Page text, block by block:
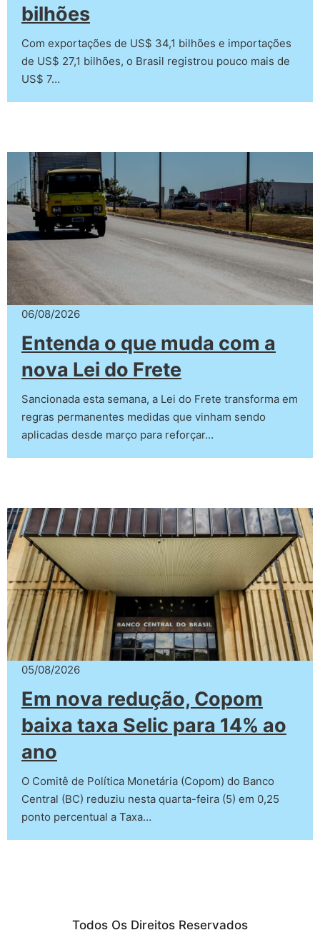
bilhões
Com exportações de US$ 34,1 bilhões e importações
de US$ 27,1 bilhões, o Brasil registrou pouco mais de
US$ 7…
06/08/2026
Entenda o que muda com a
nova Lei do Frete
Sancionada esta semana, a Lei do Frete transforma em
regras permanentes medidas que vinham sendo
aplicadas desde março para reforçar…
05/08/2026
Em nova redução, Copom
baixa taxa Selic para 14% ao
ano
O Comitê de Política Monetária (Copom) do Banco
Central (BC) reduziu nesta quarta-feira (5) em 0,25
ponto percentual a Taxa…
Todos Os Direitos Reservados